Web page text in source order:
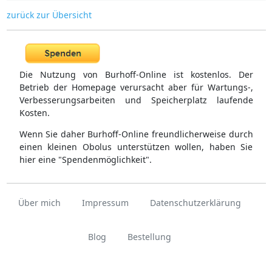
zurück zur Übersicht
Die Nutzung von Burhoff-Online ist kostenlos. Der
Betrieb der Homepage verursacht aber für Wartungs-,
Verbesserungsarbeiten und Speicherplatz laufende
Kosten.
Wenn Sie daher Burhoff-Online freundlicherweise durch
einen kleinen Obolus unterstützen wollen, haben Sie
hier eine "Spendenmöglichkeit".
Über mich Impressum Datenschutzerklärung
Blog Bestellung